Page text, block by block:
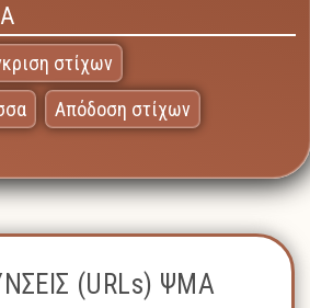
στίχων
Απόδοση στίχων
(URLs) ΨΜΑ